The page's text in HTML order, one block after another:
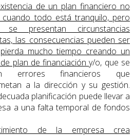
de un plan financiero no
todo está tranquilo, pero
se presentan circunstancias
las consecuencias pueden ser
mucho tiempo creando un
plan de financiacióny/o, que se
errores financieros que
a la dirección y su gestión.
planificación puede llevar a
a una falta temporal de fondos
de la empresa crea